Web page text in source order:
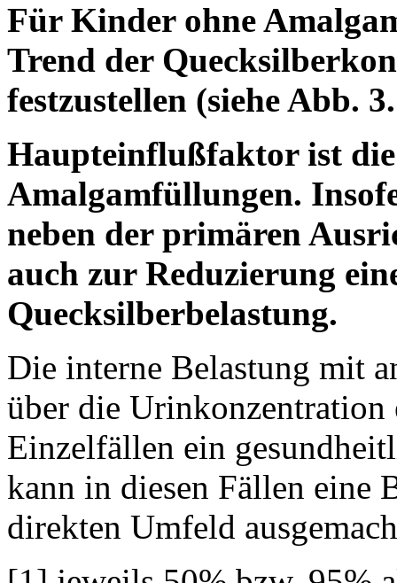
Für Kinder ohne
Trend der
festzustellen (siehe Abb.
Haupteinflußfaktor ist
Amalgamfüllungen.
neben der primären
auch zur Reduzierung
Quecksilberbelastung.
Die interne Belastung mit
über die
Einzelfällen ein
kann in diesen Fällen eine
direkten Umfeld